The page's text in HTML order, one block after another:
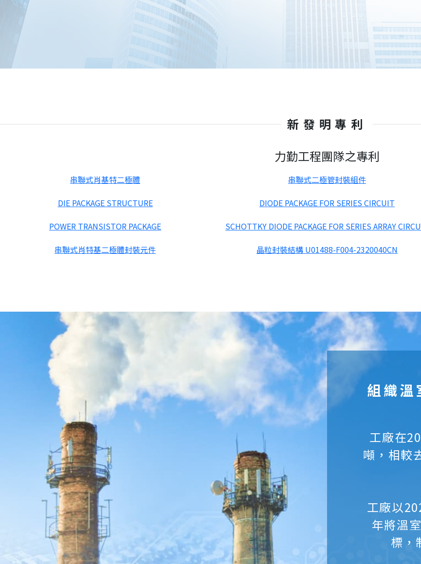
新發明專利
力勤工程團隊之專利
串聯式肖基特二極體 串聯式二極管封裝組件
DIE PACKAGE STRUCTURE
DIODE PACKAGE FOR SERIES CIRCUIT
POWER TRANSISTOR PACKAGE
SCHOTTKY DIODE PACKAGE FOR SERIES ARRAY
串聯式肖特基二極體封裝元件
晶粒封裝結構 U01488-F004-2320040CN
組織溫
工廠在
噸，相較
工廠以
年將溫
標，